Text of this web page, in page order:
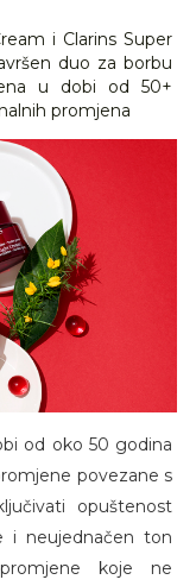
i Clarins Super
duo za borbu
u dobi od 50+
promjena
od oko 50 godina
povezane s
opuštenost
i neujednačen ton
koje ne